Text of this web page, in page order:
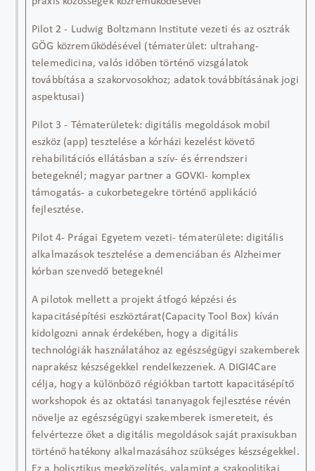
Pilot 2 - Ludwig Boltzmann Institute vezeti és az osztrák
GÖG közreműködésével
(tématerület: ultrahang-
telemedicina, valós időben történő vizsgálatok
továbbítása a szakorvosokhoz; adatok továbbításának jogi
aspektusai)
Pilot 3 - Tématerületek: digitális megoldások mobil
eszköz (app) tesztelése a kórházi kezelést követő
rehabilitációs ellátásban a szív- és érrendszeri
betegeknél; magyar partner a GOVKI- komplex
támogatás- a cukorbetegekre történő applikáció
fejlesztése.
Pilot 4- Prágai Egyetem vezeti- tématerülete: digitális
alkalmazások tesztelése a demenciában és Alzheimer
kórban szenvedő betegeknél
A pilotok mellett a projektátfogó képzési és
kapacitásépítési eszköztárat(Capacity Tool Box) kíván
kidolgozni annak érdekében, hogy a digitális
technológiák használatához az egészségügyi szakemberek
naprakész készségekkel rendelkezzenek. A DIGI4Care
célja, hogy a különböző régiókban tartott kapacitásépítő
workshopok és az oktatási tananyagok fejlesztése révén
növelje az egészségügyi szakemberek ismereteit, és
felvértezze őket a digitális megoldások saját praxisukban
történő hatékony alkalmazásához szükséges készségekkel.